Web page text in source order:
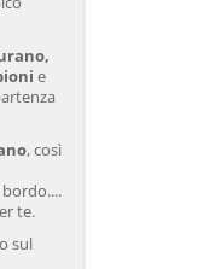
e
, così
te.
sul